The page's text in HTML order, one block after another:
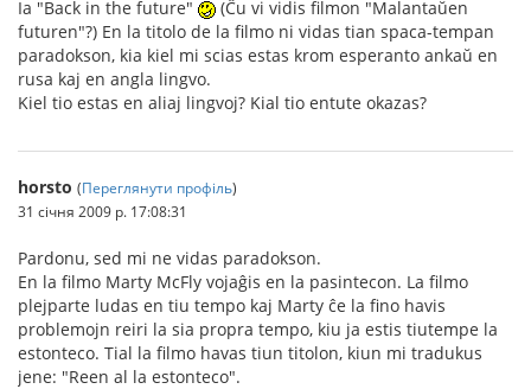
Ia "Back in the future"
(Ĉu vi vidis filmon "Malantaŭen
futuren"?) En la titolo de la filmo ni vidas tian spaca-tempan
paradokson, kia kiel mi scias estas krom esperanto ankaŭ en
rusa kaj en angla lingvo.
Kiel tio estas en aliaj lingvoj? Kial tio entute okazas?
horsto (Переглянути профіль)
31 січня 2009 р. 17:08:31
Pardonu, sed mi ne vidas paradokson.
En la filmo Marty McFly vojaĝis en la pasintecon. La filmo
plejparte ludas en tiu tempo kaj Marty ĉe la fino havis
problemojn reiri la sia propra tempo, kiu ja estis tiutempe la
estonteco. Tial la filmo havas tiun titolon, kiun mi tradukus
jene: "Reen al la estonteco".